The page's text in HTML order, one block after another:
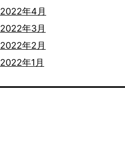
2022年4月
2022年3月
2022年2月
2022年1月